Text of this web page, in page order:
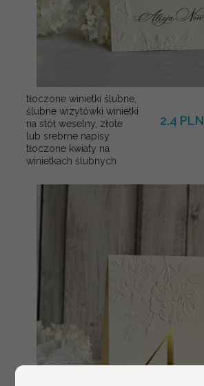
tłoczone winietki ślubne,
ślubne wizytówki winietki
na stół weselny, złote
lub srebrne napisy
tłoczone kwiaty na
winietkach ślubnych
2.4 PLN